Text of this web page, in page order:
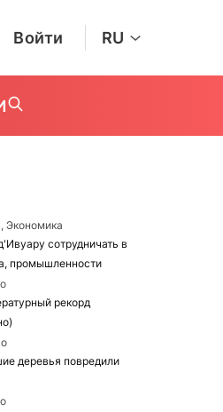
Войти RU
Экономика
сотрудничать в
промышленности
рекорд
деревья повредили